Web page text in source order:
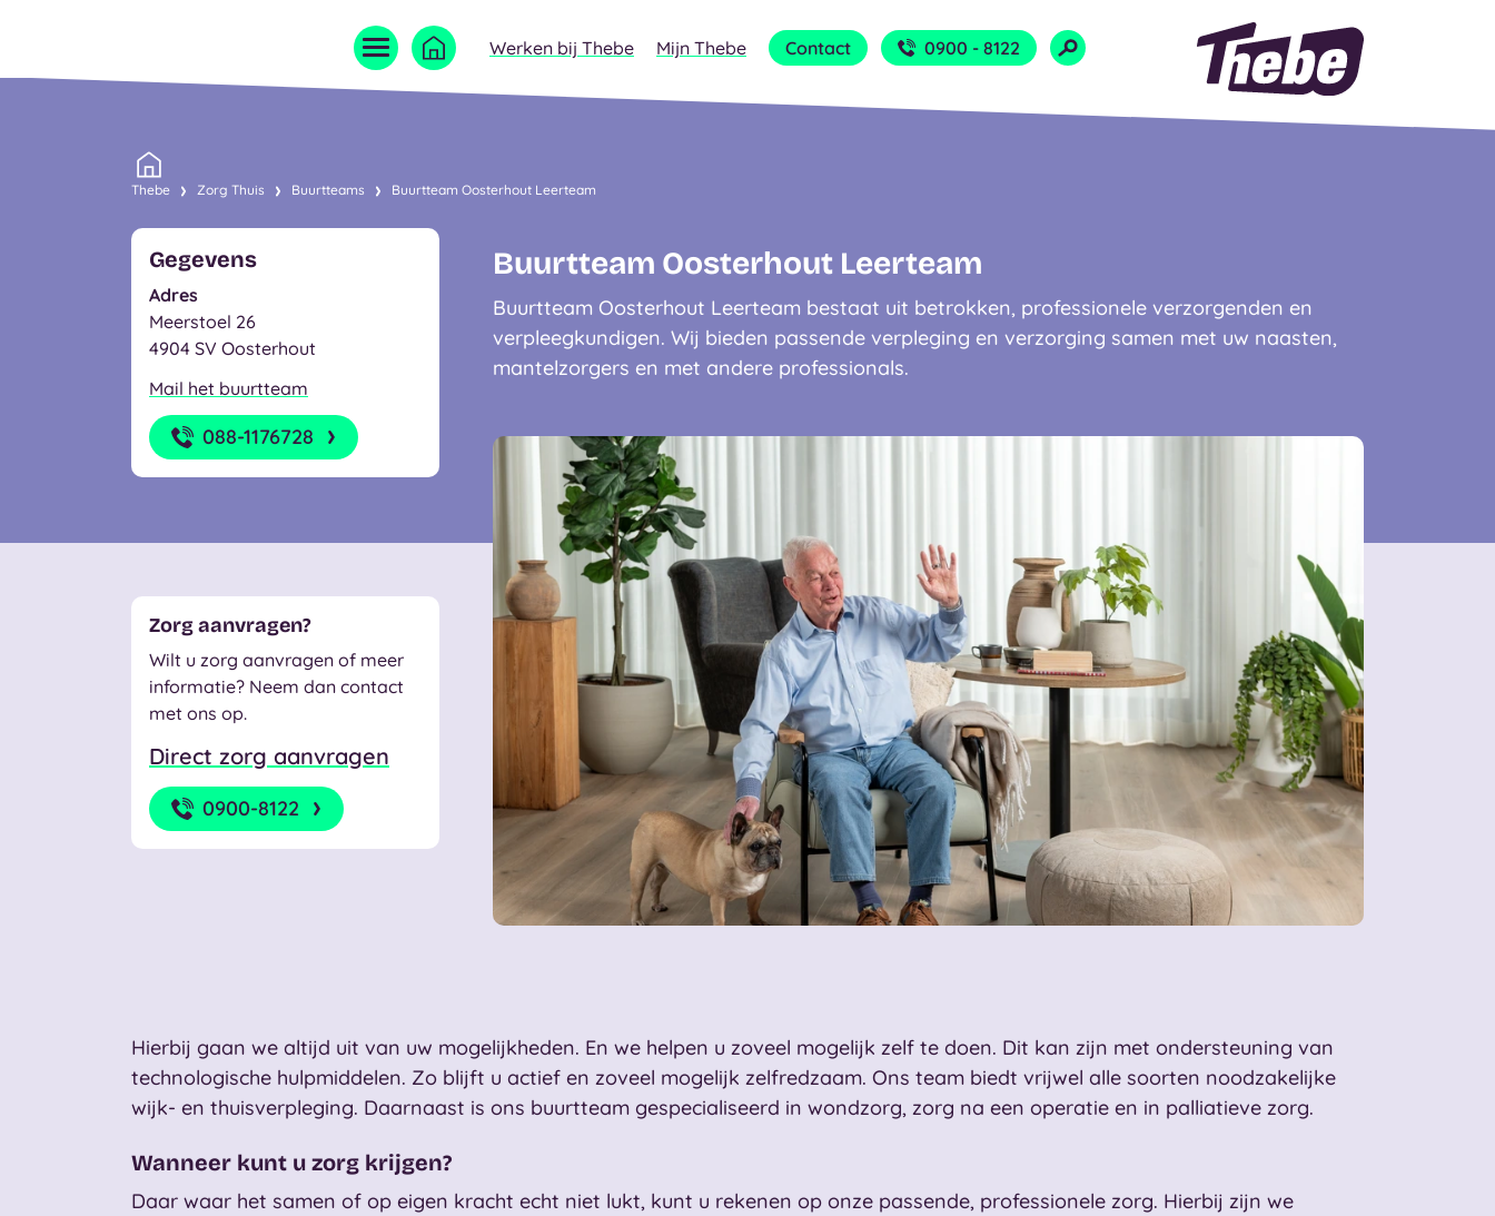
Home
Werken bij Thebe Mijn Thebe Contact 0900 - 8122 Naar homepage
Thebe Zorg Thuis Buurtteams Buurtteam Oosterhout Leerteam
Gegevens
Adres
Meerstoel 26
4904 SV Oosterhout
Mail het buurtteam
088-1176728
Buurtteam Oosterhout Leerteam
Buurtteam Oosterhout Leerteam bestaat uit betrokken, professionele verzorgenden en
verpleegkundigen. Wij bieden passende verpleging en verzorging samen met uw naasten,
mantelzorgers en met andere professionals.
Zorg aanvragen?
Wilt u zorg aanvragen of meer
informatie? Neem dan contact
met ons op.
Direct zorg aanvragen
0900-8122
Hierbij gaan we altijd uit van uw mogelijkheden. En we helpen u zoveel mogelijk zelf te doen. Dit kan zijn met ondersteuning van
technologische hulpmiddelen. Zo blijft u actief en zoveel mogelijk zelfredzaam. Ons team biedt vrijwel alle soorten noodzakelijke
wijk- en thuisverpleging. Daarnaast is ons buurtteam gespecialiseerd in wondzorg, zorg na een operatie en in palliatieve zorg.
Wanneer kunt u zorg krijgen?
Daar waar het samen of op eigen kracht echt niet lukt, kunt u rekenen op onze passende, professionele zorg. Hierbij zijn we